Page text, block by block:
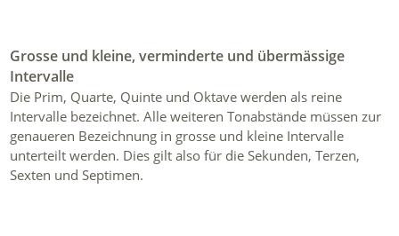
Grosse und kleine, verminderte und übermässige
Intervalle
Die Prim, Quarte, Quinte und Oktave werden als reine
Intervalle bezeichnet. Alle weiteren Tonabstände müssen zur
genaueren Bezeichnung in grosse und kleine Intervalle
unterteilt werden. Dies gilt also für die Sekunden, Terzen,
Sexten und Septimen.